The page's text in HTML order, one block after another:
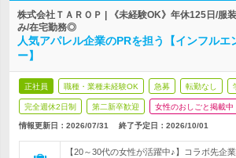
株式会社ＴＡＲＯＰ | 《未経験OK》年休125日/服
み/在宅勤務◎
人気アパレル企業のPRを担う【インフルエ
ー】
正社員 職種・業種未経験OK 急募 転勤なし
完全週休2日制 第二新卒歓迎 女性のおしごと掲載中
情報更新日：2026/07/31 終了予定日： 2026/10/01
【20～30代の女性が活躍中♪】コラボ先企